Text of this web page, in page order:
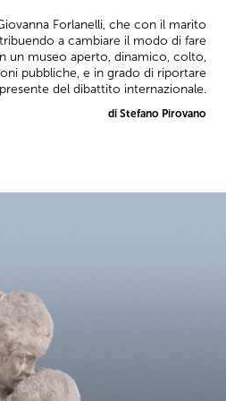
Forlanelli, che con il marito
a cambiare il modo di fare
un museo aperto, dinamico, colto,
pubbliche, e in grado di riportare
del dibattito internazionale.
di Stefano Pirovano